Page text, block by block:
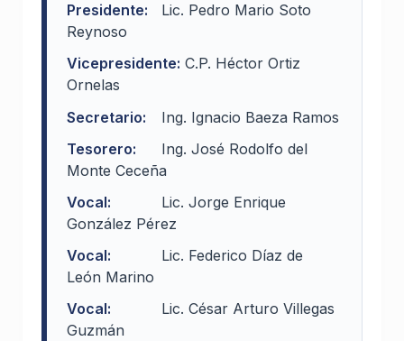
Presidente:
Lic. Pedro Mario Soto
Reynoso
Vicepresidente: C.P. Héctor Ortiz
Ornelas
Secretario:
Ing. Ignacio Baeza Ramos
Tesorero:
Ing. José Rodolfo del
Monte Ceceña
Vocal:
Lic. Jorge Enrique
González Pérez
Vocal:
Lic. Federico Díaz de
León Marino
Vocal:
Lic. César Arturo Villegas
Guzmán